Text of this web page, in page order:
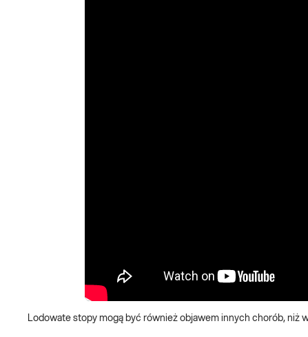
Lodowate stopy mogą być również objawem innych chorób, niż